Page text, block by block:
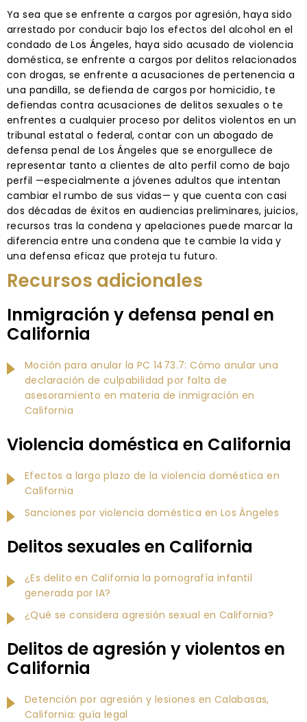
Ya sea que se enfrente a cargos por agresión, haya sido
arrestado por conducir bajo los efectos del alcohol en el
condado de Los Ángeles, haya sido acusado de violencia
doméstica, se enfrente a cargos por delitos relacionados
con drogas, se enfrente a acusaciones de pertenencia a
una pandilla, se defienda de cargos por homicidio, te
defiendas contra acusaciones de delitos sexuales o te
enfrentes a cualquier proceso por delitos violentos en un
tribunal estatal o federal, contar con un abogado de
defensa penal de Los Ángeles que se enorgullece de
representar tanto a clientes de alto perfil como de bajo
perfil —especialmente a jóvenes adultos que intentan
cambiar el rumbo de sus vidas— y que cuenta con casi
dos décadas de éxitos en audiencias preliminares, juicios,
recursos tras la condena y apelaciones puede marcar la
diferencia entre una condena que te cambie la vida y
una defensa eficaz que proteja tu futuro.
Recursos adicionales
Inmigración y defensa penal en
California
Moción para anular la PC 1473.7: Cómo anular una
declaración de culpabilidad por falta de
asesoramiento en materia de inmigración en
California
Violencia doméstica en California
Efectos a largo plazo de la violencia doméstica en
California
Sanciones por violencia doméstica en Los Ángeles
Delitos sexuales en California
¿Es delito en California la pornografía infantil
generada por IA?
¿Qué se considera agresión sexual en California?
Delitos de agresión y violentos en
California
Detención por agresión y lesiones en Calabasas,
California: guía legal